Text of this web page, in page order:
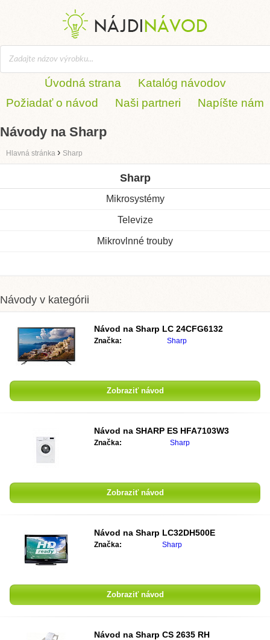
Úvodná strana
Katalóg návodov
Požiadať o návod
Naši partneri Napíšte nám
Návody na Sharp
Hlavná stránka › Sharp
Sharp
Mikrosystémy
Televize
Mikrovlnné trouby
Návody v kategórii
Návod na Sharp LC 24CFG6132
Značka: Sharp
Zobraziť návod
Návod na SHARP ES HFA7103W3
Značka: Sharp
Zobraziť návod
Návod na Sharp LC32DH500E
Značka: Sharp
Zobraziť návod
Návod na Sharp CS 2635 RH